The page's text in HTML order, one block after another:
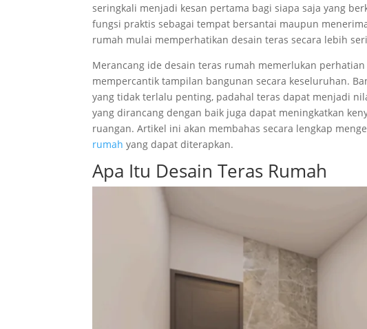
seringkali menjadi kesan pertama bagi siapa saja yang
fungsi praktis sebagai tempat bersantai maupun
rumah mulai memperhatikan desain teras secara lebih
Merancang ide desain teras rumah memerlukan
mempercantik tampilan bangunan secara keseluruhan.
yang tidak terlalu penting, padahal teras dapat menjadi
yang dirancang dengan baik juga dapat meningkatkan
ruangan. Artikel ini akan membahas secara lengkap
rumah yang dapat diterapkan.
Apa Itu Desain Teras Rumah